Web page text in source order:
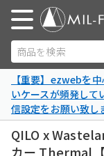
商品を検索
【重要】ezwebを
いケースが頻発し
信設定をお願い致し
QILO x
カー Thermal【